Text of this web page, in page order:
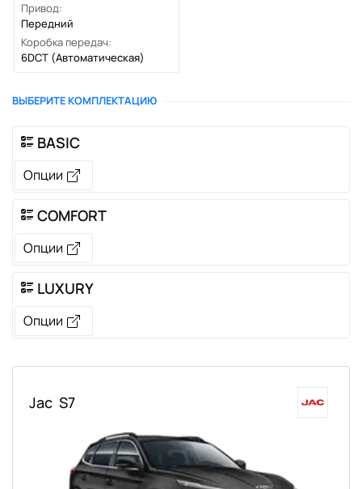
Привод:
Передний
Коробка передач:
6DCT (Автоматическая)
ВЫБЕРИТЕ КОМПЛЕКТАЦИЮ
BASIC
Опции
COMFORT
Опции
LUXURY
Опции
Jac S7